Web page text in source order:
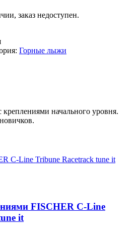
заказ недоступен.
Горные лыжи
начального уровня.
FISCHER C-Line
it